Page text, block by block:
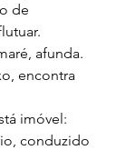
de
afunda.
encontra
imóvel:
conduzido